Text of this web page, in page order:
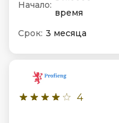
Начало:
время
Срок: 3 месяца
4